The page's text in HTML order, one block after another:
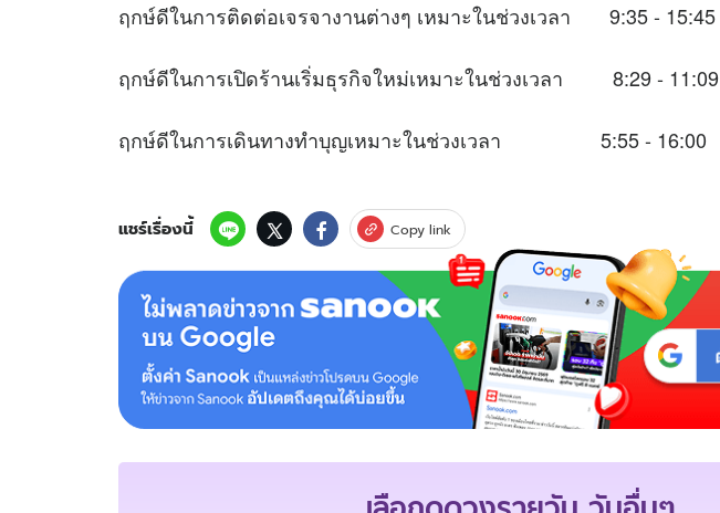
ฤกษ์ดีในการติดต่อเจรจางานต่างๆ เหมาะในช่วงเวลา 9:35 - 15:45
ฤกษ์ดีในการเปิดร้านเริ่มธุรกิจใหม่เหมาะในช่วงเวลา 8:29 - 11:09
ฤกษ์ดีในการเดินทางทำบุญเหมาะในช่วงเวลา 5:55 - 16:00
แชร์เรื่องนี้ Copy link